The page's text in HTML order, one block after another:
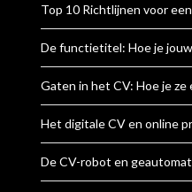
Top 10 Richtlijnen voor
De functietitel: Hoe je
Gaten in het CV: Hoe je
Het digitale CV en online
De CV-robot en